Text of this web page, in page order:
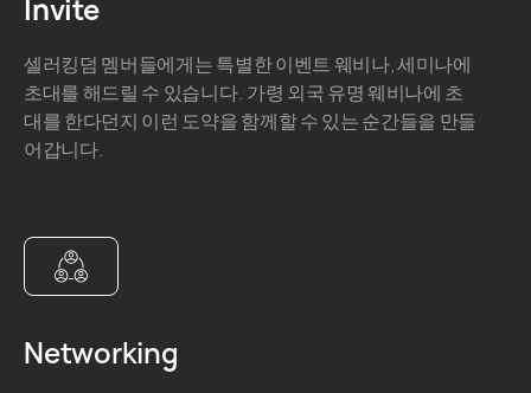
Invite
셀러킹덤 멤버들에게는 특별한 이벤트 웨비나, 세미나에
초대를 해드릴 수 있습니다. 가령 외국 유명 웨비나에 초
대를 한다던지 이런 도약을 함께할 수 있는 순간들을 만들
어갑니다.
Networking